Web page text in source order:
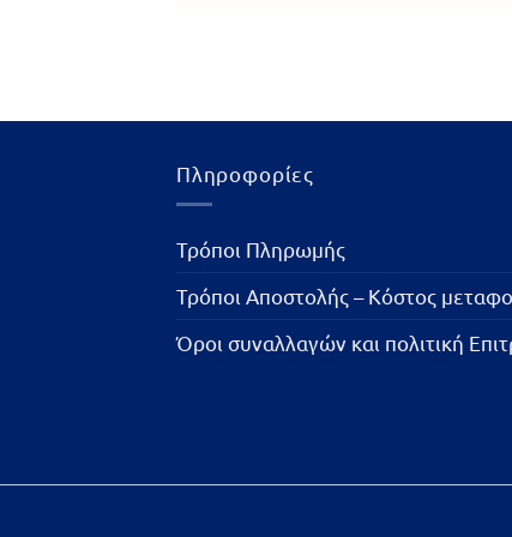
Πληροφορίες
Τρόποι Πληρωμής
Τρόποι Αποστολής – Κόστος
Όροι συναλλαγών και πολιτική